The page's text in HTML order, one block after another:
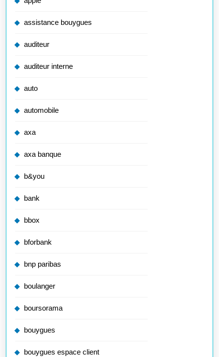
assistance bouygues
auditeur
auditeur interne
auto
automobile
axa
axa banque
b&you
bank
bbox
bforbank
bnp paribas
boulanger
boursorama
bouygues
bouygues espace client